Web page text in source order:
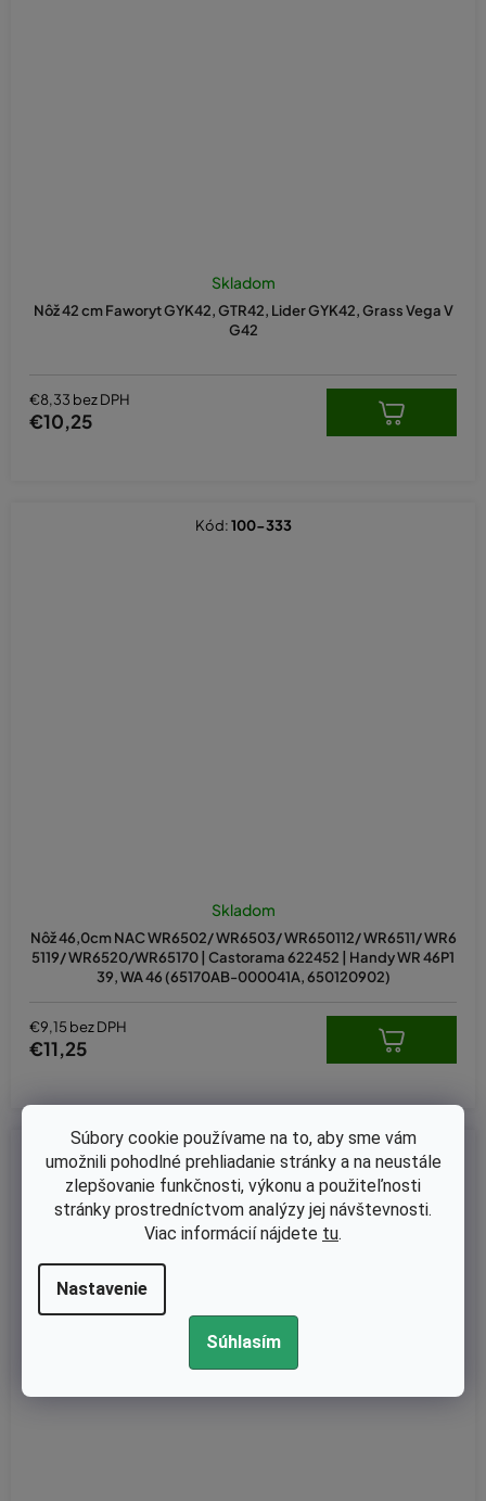
Súbory cookie používame na to, aby sme vám
umožnili pohodlné prehliadanie stránky a na neustále
zlepšovanie funkčnosti, výkonu a použiteľnosti
stránky prostredníctvom analýzy jej návštevnosti.
Viac informácií nájdete tu.
Nastavenie
Súhlasím
Nôž 42 cm Faworyt GYK42, GTR42, Lider GYK42, Grass Vega V
G42
Skladom
€8,33 bez DPH
€10,25
Nôž 46,0cm NAC WR6502/ WR6503/ WR650112/ WR6511/ WR6
5119/ WR6520/WR65170 | Castorama 622452 | Handy WR 46P1
39, WA 46 (65170AB-000041A, 650120902)
Skladom
€9,15 bez DPH
€11,25
Kód:100-333
Kód: 100-299